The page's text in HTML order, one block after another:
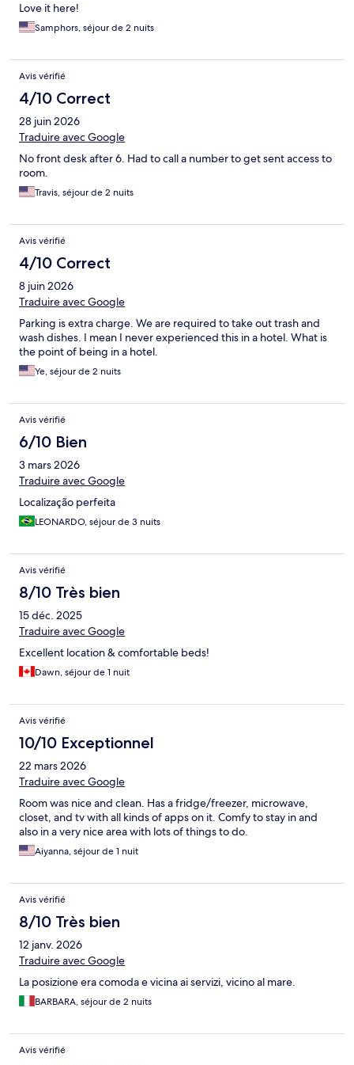
Love it here!
Samphors, séjour de 2 nuits
Avis vérifié
4/10 Correct
28 juin 2026
Traduire avec Google
No front desk after 6. Had to call a number to get sent access to
room.
Travis, séjour de 2 nuits
Avis vérifié
4/10 Correct
8 juin 2026
Traduire avec Google
Parking is extra charge. We are required to take out trash and
wash dishes. I mean I never experienced this in a hotel. What is
the point of being in a hotel.
Ye, séjour de 2 nuits
Avis vérifié
6/10 Bien
3 mars 2026
Traduire avec Google
Localização perfeita
LEONARDO, séjour de 3 nuits
Avis vérifié
8/10 Très bien
15 déc. 2025
Traduire avec Google
Excellent location & comfortable beds!
Dawn, séjour de 1 nuit
Avis vérifié
10/10 Exceptionnel
22 mars 2026
Traduire avec Google
Room was nice and clean. Has a fridge/freezer, microwave,
closet, and tv with all kinds of apps on it. Comfy to stay in and
also in a very nice area with lots of things to do.
Aiyanna, séjour de 1 nuit
Avis vérifié
8/10 Très bien
12 janv. 2026
Traduire avec Google
La posizione era comoda e vicina ai servizi, vicino al mare.
BARBARA, séjour de 2 nuits
Avis vérifié